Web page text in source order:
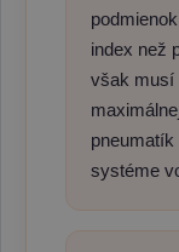
index než
však musí
pneumatík
systéme